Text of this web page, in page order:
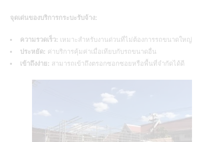
จุดเด่นของบริการกระบะรับจ้าง:
ความรวดเร็ว: เหมาะสำหรับงานด่วนที่ไม่ต้องการรถขนาดใหญ่
ประหยัด: ค่าบริการคุ้มค่าเมื่อเทียบกับรถขนาดอื่น
เข้าถึงง่าย: สามารถเข้าถึงตรอกซอกซอยหรือพื้นที่จำกัดได้ดี